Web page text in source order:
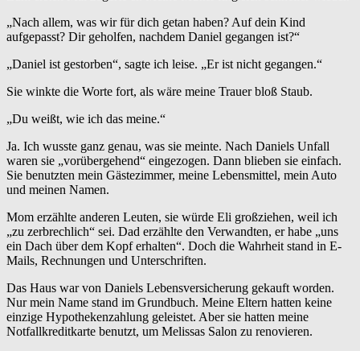
„Nach allem, was wir für dich getan haben? Auf dein Kind
aufgepasst? Dir geholfen, nachdem Daniel gegangen ist?“
„Daniel ist gestorben“, sagte ich leise. „Er ist nicht gegangen.“
Sie winkte die Worte fort, als wäre meine Trauer bloß Staub.
„Du weißt, wie ich das meine.“
Ja. Ich wusste ganz genau, was sie meinte. Nach Daniels Unfall
waren sie „vorübergehend“ eingezogen. Dann blieben sie einfach.
Sie benutzten mein Gästezimmer, meine Lebensmittel, mein Auto
und meinen Namen.
Mom erzählte anderen Leuten, sie würde Eli großziehen, weil ich
„zu zerbrechlich“ sei. Dad erzählte den Verwandten, er habe „uns
ein Dach über dem Kopf erhalten“. Doch die Wahrheit stand in E-
Mails, Rechnungen und Unterschriften.
Das Haus war von Daniels Lebensversicherung gekauft worden.
Nur mein Name stand im Grundbuch. Meine Eltern hatten keine
einzige Hypothekenzahlung geleistet. Aber sie hatten meine
Notfallkreditkarte benutzt, um Melissas Salon zu renovieren.